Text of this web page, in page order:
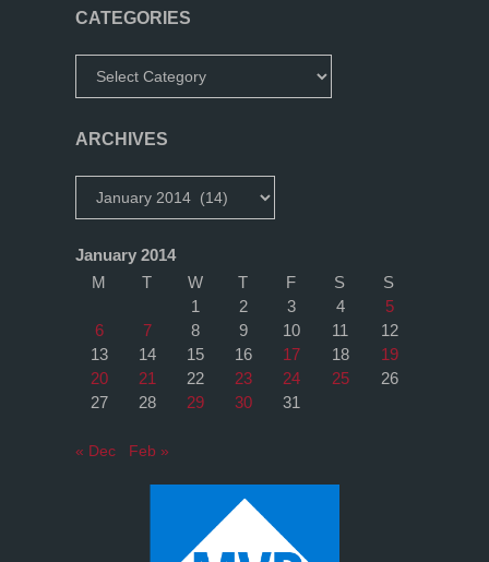
CATEGORIES
ARCHIVES
January 2014
M
T W T F S
S
1
2 3 4
5
6
7 8 9 10 11
12
13
14 15 16 17 18
19
20
21 22 23 24 25
26
27
28 29 30 31
« Dec Feb »